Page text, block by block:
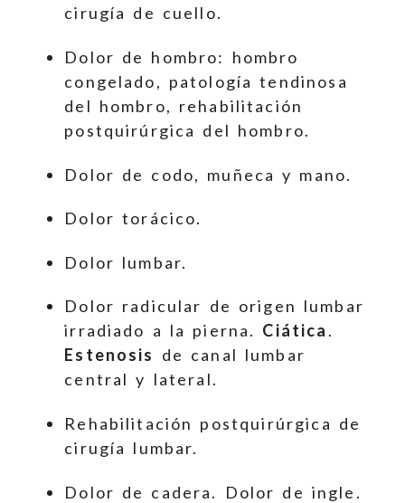
cirugía de cuello.
Dolor de hombro: hombro
congelado, patología tendinosa
del hombro, rehabilitación
postquirúrgica del hombro.
Dolor de codo, muñeca y mano.
Dolor torácico.
Dolor lumbar.
Dolor radicular de origen lumbar
irradiado a la pierna. Ciática .
Estenosis de canal lumbar
central y lateral.
Rehabilitación postquirúrgica de
cirugía lumbar.
Dolor de cadera. Dolor de ingle.